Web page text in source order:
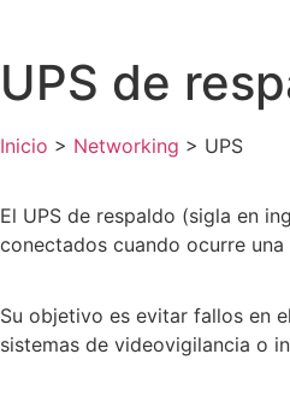
UPS de
Inicio > Networking > UPS
El UPS de respaldo (sigla en
conectados cuando ocurre
Su objetivo es evitar fallos en
sistemas de videovigilancia o